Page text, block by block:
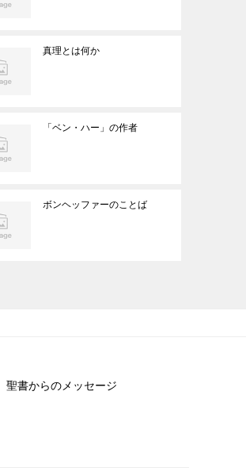
真理とは何か
「ベン・ハー」の作者
ボンヘッファーのことば
聖書からのメッセージ